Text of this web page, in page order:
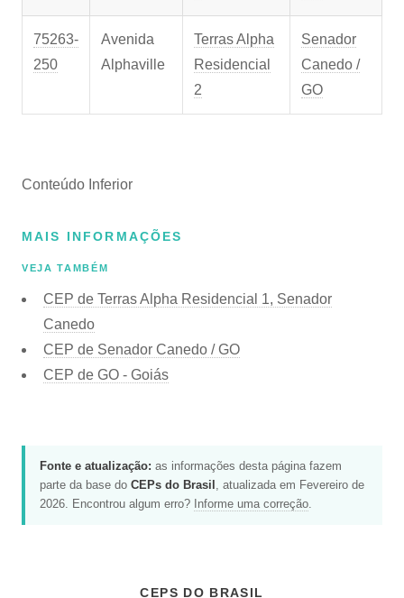
75263-
250
Avenida
Alphaville
Terras Alpha
Residencial
2
Senador
Canedo /
GO
Conteúdo Inferior
MAIS INFORMAÇÕES
VEJA TAMBÉM
CEP de Terras Alpha Residencial 1, Senador
Canedo
CEP de Senador Canedo / GO
CEP de GO - Goiás
Fonte e atualização: as informações desta página fazem
parte da base do CEPs do Brasil , atualizada em Fevereiro de
2026. Encontrou algum erro? Informe uma correção.
CEPS DO BRASIL